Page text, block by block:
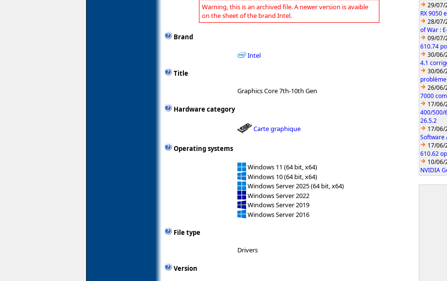
Warning, this is an archived file. A newer version is avaible
on the sheet of the brand Intel.
Brand
Intel
Title
Graphics Core 7th-10th Gen
Hardware category
Carte graphique
Operating systems
Windows 11 (64 bit, x64)
Windows 10 (64 bit, x64)
Windows Server 2025 (64 bit, x64)
Windows Server 2022
Windows Server 2019
Windows Server 2016
File type
Drivers
Version
29/07/
RX 9050
28/07/
of War :
09/07/
610.74
30/06/
4.1
30/06/
26/06/
7000
17/06/
400/500/
26.5.2
17/06/
Software
17/06/
610.62
10/06/
NVIDIA